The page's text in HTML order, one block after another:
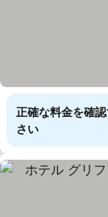
正確な料金を確
さい